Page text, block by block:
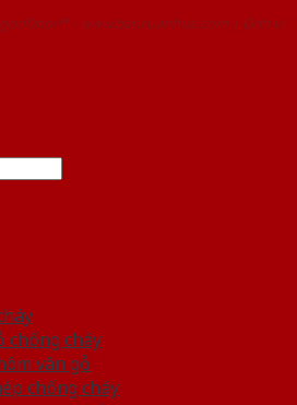
- www.bancuanhua.com | Đơn vị
chống cháy
vân gỗ
chống cháy